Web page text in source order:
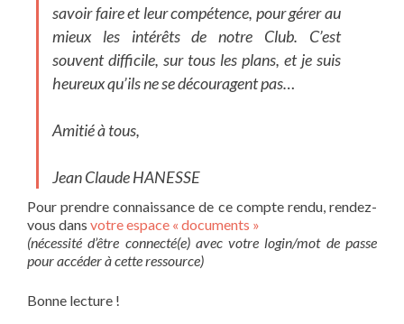
savoir faire et leur compétence, pour gérer au
mieux les intérêts de notre Club. C’est
souvent difficile, sur tous les plans, et je suis
heureux qu’ils ne se découragent pas…
Amitié à tous,
Jean Claude HANESSE
Pour prendre connaissance de ce compte rendu, rendez-
vous dans votre espace « documents »
(nécessité d’être connecté(e) avec votre login/mot de passe
pour accéder à cette ressource)
Bonne lecture !